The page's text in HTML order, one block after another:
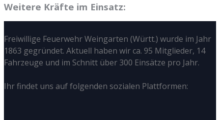
Weitere Kräfte im Einsatz:
Freiwillige Feuerwehr Weingarten (Württ.) wurde im Jahr
1863 gegründet. Aktuell haben wir ca. 95 Mitglieder, 14
Fahrzeuge und im Schnitt über 300 Einsätze pro Jahr.
Ihr findet uns auf folgenden sozialen Plattformen: